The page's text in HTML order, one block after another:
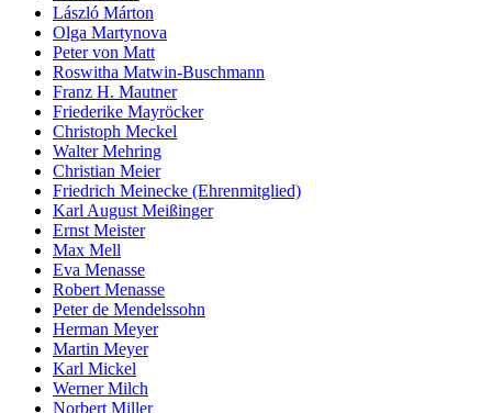
László Márton
Olga Martynova
Peter von Matt
Roswitha Matwin-Buschmann
Franz H. Mautner
Friederike Mayröcker
Christoph Meckel
Walter Mehring
Christian Meier
Friedrich Meinecke (Ehrenmitglied)
Karl August Meißinger
Ernst Meister
Max Mell
Eva Menasse
Robert Menasse
Peter de Mendelssohn
Herman Meyer
Martin Meyer
Karl Mickel
Werner Milch
Norbert Miller